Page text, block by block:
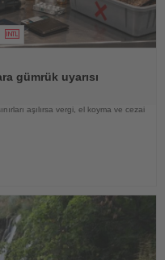
gümrük uyarısı
aşılırsa vergi, el koyma ve cezai